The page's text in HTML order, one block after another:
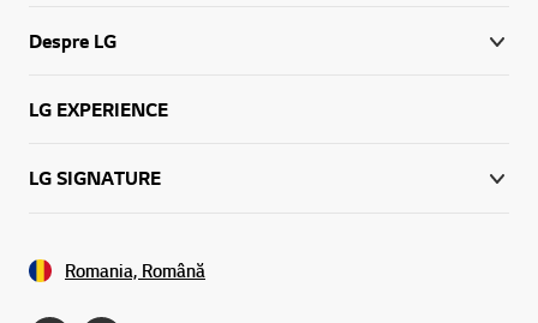
Despre LG
LG EXPERIENCE
LG SIGNATURE
Romania, Română